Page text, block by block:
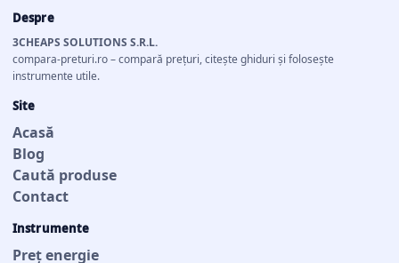
Despre
3CHEAPS SOLUTIONS S.R.L.
compara-preturi.ro – compară prețuri, citește ghiduri și folosește
instrumente utile.
Site
Acasă
Blog
Caută produse
Contact
Instrumente
Preț energie